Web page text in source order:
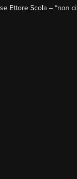
Ettore Scola – “non ci